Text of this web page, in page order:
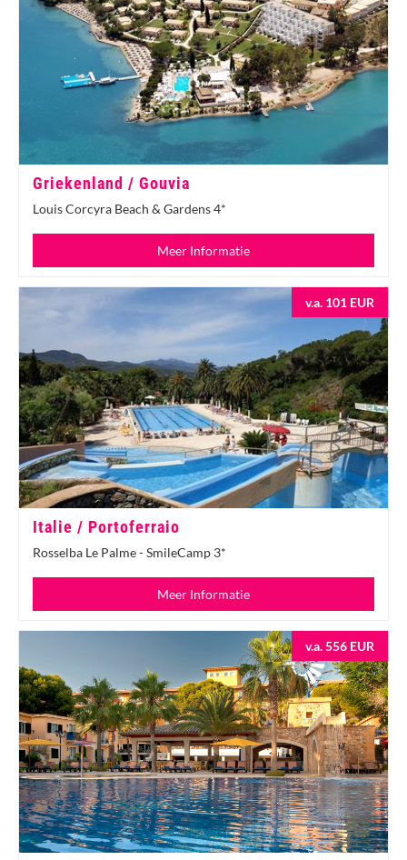
Griekenland / Gouvia
Louis Corcyra Beach & Gardens 4*
Meer Informatie
v.a. 101 EUR
Italie / Portoferraio
Rosselba Le Palme - SmileCamp 3*
Meer Informatie
v.a. 556 EUR